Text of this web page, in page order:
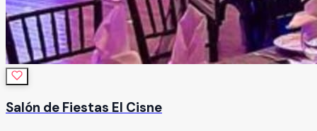
Salón de Fiestas El Cisne